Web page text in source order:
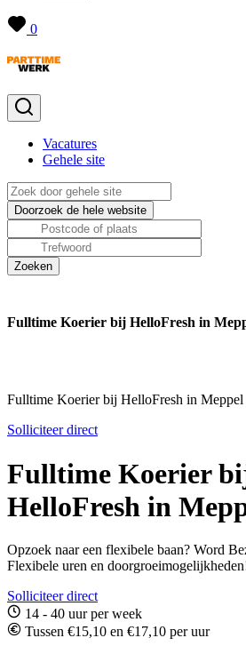
0
Vacatures
Gehele site
Fulltime Koerier bij HelloFresh in
Fulltime Koerier bij HelloFresh in Meppel
Solliciteer direct
Fulltime Koerier
HelloFresh in
Opzoek naar een flexibele baan? Word
Flexibele uren en
Solliciteer direct
14 - 40 uur per week
Tussen €15,10 en €17,10 per uur